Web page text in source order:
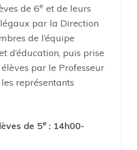
de 6e et de leurs
par la Direction
de l’équipe
d’éducation, puis prise
par le Professeur
représentants
de 5e : 14h00-